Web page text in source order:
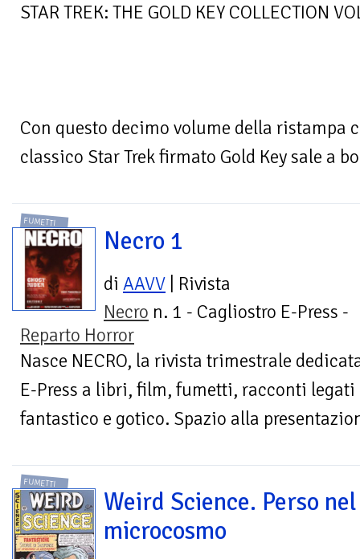
STAR TREK: THE GOLD KEY COLLECTION
Con questo decimo volume della ristampa
classico Star Trek firmato Gold Key sale a
FUMETTI
Necro 1
di AAVV | Rivista
Necro n. 1 - Cagliostro E-Press -
Reparto Horror
Nasce NECRO, la rivista trimestrale
E-Press a libri, film, fumetti, racconti
fantastico e gotico. Spazio alla
FUMETTI
Weird Science. Perso nel
microcosmo